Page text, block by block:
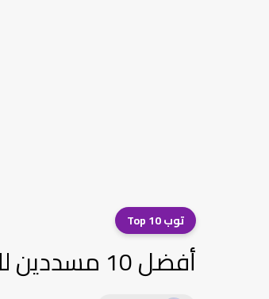
توب 10 Top
أفضل 10 مسددين للركلات الحرة في التاريخ